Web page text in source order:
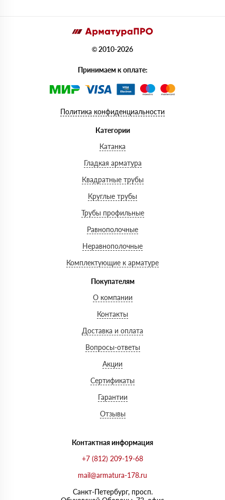
© 2010-2026
Принимаем к оплате:
Политика конфиденциальности
Категории
Катанка
Гладкая арматура
Квадратные трубы
Круглые трубы
Трубы профильные
Равнополочные
Неравнополочные
Комплектующие к арматуре
Покупателям
О компании
Контакты
Доставка и оплата
Вопросы-ответы
Акции
Сертификаты
Гарантии
Отзывы
Контактная информация
+7 (812) 209-19-68
mail@armatura-178.ru
Санкт-Петербург, просп.